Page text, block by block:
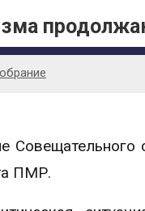
ПМР.